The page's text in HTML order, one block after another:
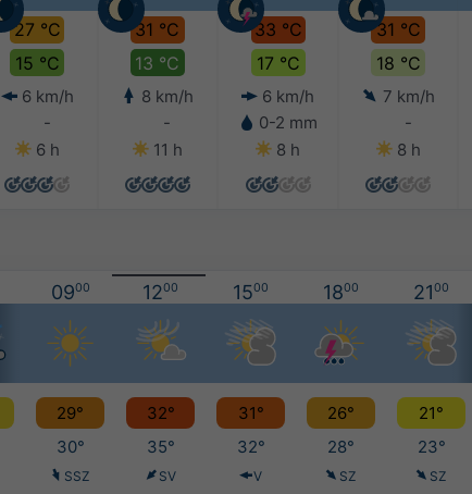
27 °C
15 °C
6 km/h
-
6 h
31 °C
13 °C
8 km/h
-
11 h
33 °C
17 °C
6 km/h
0-2 mm
8 h
31 °C
18 °C
7 km/h
-
8 h
0900 1200 1500 1800 2100
29° 32° 31° 26° 21°
30° 35° 32° 28° 23°
SSZ SV V SZ SZ